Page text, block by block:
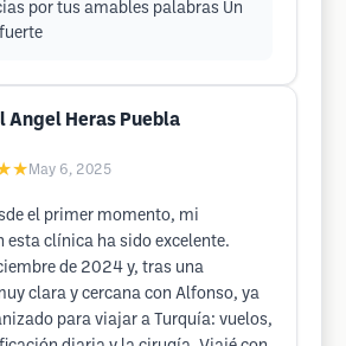
por tus amables palabras Un
Angel Heras Puebla
May 6, 2025
el primer momento, mi
esta clínica ha sido excelente.
de 2024 y, tras una
clara y cercana con Alfonso, ya
para viajar a Turquía: vuelos,